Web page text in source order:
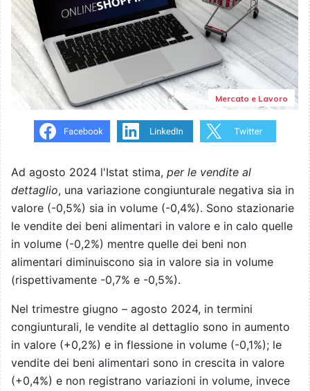
Mercato e Lavoro
Ad agosto 2024 l'Istat stima, per le vendite al
dettaglio, una variazione congiunturale negativa sia in
valore (-0,5%) sia in volume (-0,4%). Sono stazionarie
le vendite dei beni alimentari in valore e in calo quelle
in volume (-0,2%) mentre quelle dei beni non
alimentari diminuiscono sia in valore sia in volume
(rispettivamente -0,7% e -0,5%).
Nel trimestre giugno – agosto 2024, in termini
congiunturali, le vendite al dettaglio sono in aumento
in valore (+0,2%) e in flessione in volume (-0,1%); le
vendite dei beni alimentari sono in crescita in valore
(+0,4%) e non registrano variazioni in volume, invece